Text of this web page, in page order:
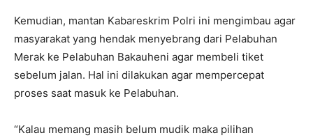
Kemudian, mantan Kabareskrim Polri ini mengimbau agar
masyarakat yang hendak menyebrang dari Pelabuhan
Merak ke Pelabuhan Bakauheni agar membeli tiket
sebelum jalan. Hal ini dilakukan agar mempercepat
proses saat masuk ke Pelabuhan.
“Kalau memang masih belum mudik maka pilihan